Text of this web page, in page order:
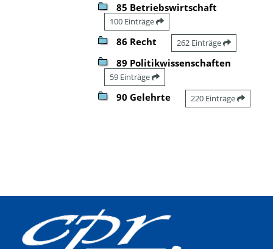
85 Betriebswirtschaft
100 Einträge
86 Recht 262 Einträge
89 Politikwissenschaften
59 Einträge
90 Gelehrte 220 Einträge